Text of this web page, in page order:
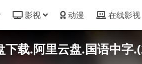
影视 动漫 在线影视
下载.阿里云盘.国语中字